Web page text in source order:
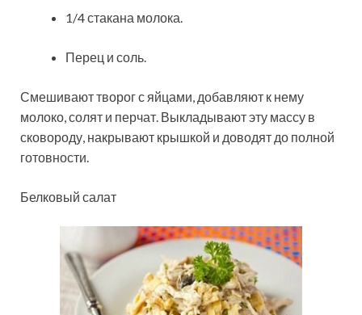
1/4 стакана молока.
Перец и соль.
Смешивают творог с яйцами, добавляют к нему
молоко, солят и перчат. Выкладывают эту массу в
сковороду, накрывают крышкой и доводят до полной
готовности.
Белковый салат